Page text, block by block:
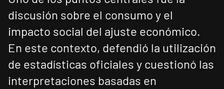
discusión sobre el consumo y el
impacto social del ajuste económico.
En este contexto, defendió la utilización
de estadísticas oficiales y cuestionó las
interpretaciones basadas en